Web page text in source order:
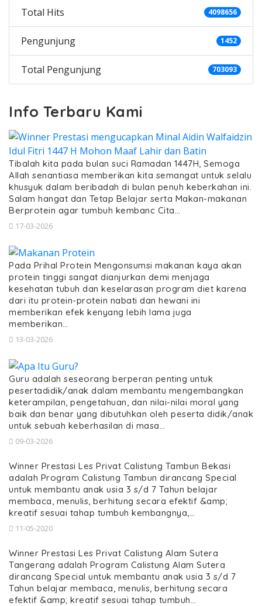
Total Hits 4098656
Pengunjung 1452
Total Pengunjung 703093
Info Terbaru Kami
Tibalah kita pada bulan suci Ramadan 1447H, Semoga
Allah senantiasa memberikan kita semangat untuk selalu
khusyuk dalam beribadah di bulan penuh keberkahan ini.
Salam hangat dan Tetap Belajar serta Makan-makanan
Berprotein agar tumbuh kembanc Cita…
17-03-2026
Pada Prihal Protein Mengonsumsi makanan kaya akan
protein tinggi sangat dianjurkan demi menjaga
kesehatan tubuh dan keselarasan program diet karena
dari itu protein-protein nabati dan hewani ini
memberikan efek kenyang lebih lama juga
memberikan…
13-03-2026
Guru adalah seseorang berperan penting untuk
pesertadidik/anak dalam membantu mengembangkan
keterampilan, pengetahuan, dan nilai-nilai moral yang
baik dan benar yang dibutuhkan oleh peserta didik/anak
untuk sebuah keberhasilan di masa…
09-03-2026
Winner Prestasi Les Privat Calistung Tambun Bekasi
adalah Program Calistung Tambun dirancang Special
untuk membantu anak usia 3 s/d 7 Tahun belajar
membaca, menulis, berhitung secara efektif &amp;
kreatif sesuai tahap tumbuh kembangnya,…
11-05-2020
Winner Prestasi Les Privat Calistung Alam Sutera
Tangerang adalah Program Calistung Alam Sutera
dirancang Special untuk membantu anak usia 3 s/d 7
Tahun belajar membaca, menulis, berhitung secara
efektif &amp; kreatif sesuai tahap tumbuh…